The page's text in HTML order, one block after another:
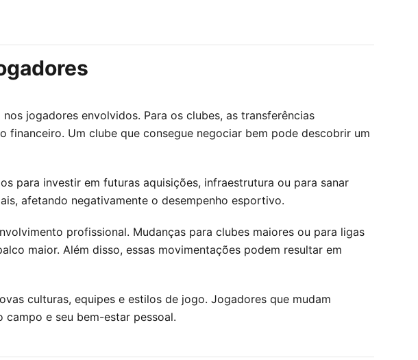
jogadores envolvidos. Para os clubes, as transferências
Um clube que consegue negociar bem pode descobrir um
para investir em futuras aquisições, infraestrutura ou para sanar
afetando negativamente o desempenho esportivo.
profissional. Mudanças para clubes maiores ou para ligas
maior. Além disso, essas movimentações podem resultar em
culturas, equipes e estilos de jogo. Jogadores que mudam
e seu bem-estar pessoal.